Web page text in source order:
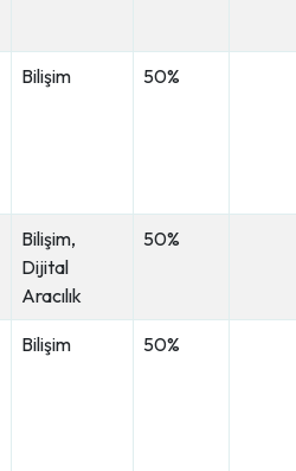
Bilişim 50%
Bilişim,
Dijital
Aracılık
50%
Bilişim 50%